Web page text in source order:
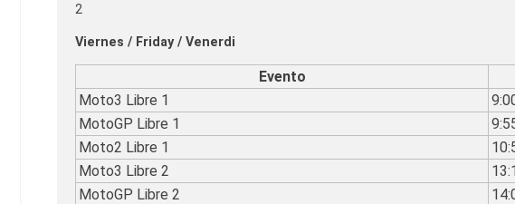
2
Viernes / Friday / Venerdi
Evento
Moto3 Libre 1
MotoGP Libre 1
Moto2 Libre 1
Moto3 Libre 2
MotoGP Libre 2